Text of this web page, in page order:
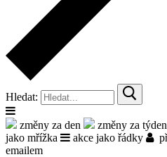
Hledat:
změny za den změny za týden
jako mřížka
akce jako řádky
emailem